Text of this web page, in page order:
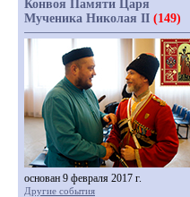
Конвоя Памяти Царя
Мученика Николая II (149)
основан 9 февраля 2017 г.
Другие события